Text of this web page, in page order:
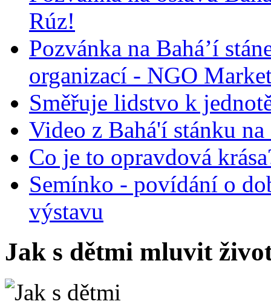
Rúz!
Pozvánka na Bahá’í
organizací - NGO
Směřuje lidstvo k
Video z Bahá'í stánku
Co je to opravdová
Semínko - povídání o
výstavu
Jak s dětmi mluvit